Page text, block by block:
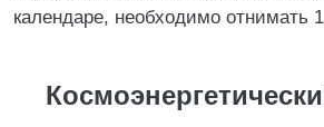
календаре, необходимо отнимать